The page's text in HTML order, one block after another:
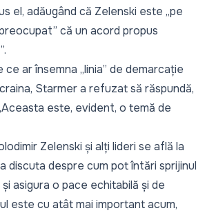
el, adăugând că Zelenski este „pe
că un acord propus
ar însemna „linia” de demarcație
Starmer a refuzat să răspundă,
Aceasta este, evident, o temă de
Zelenski și alți lideri se află la
discuta despre cum pot întări sprijinul
asigura o pace echitabilă și de
este cu atât mai important acum,